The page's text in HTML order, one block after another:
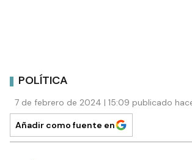
POLÍTICA
7 de febrero de 2024 | 15:09 publicado
Añadir como fuente en